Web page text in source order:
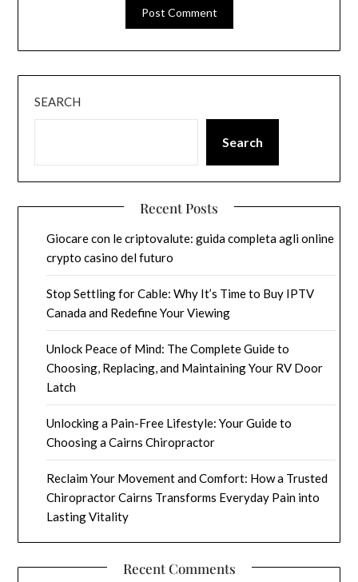
SEARCH
Search
Recent Posts
Giocare con le criptovalute: guida completa agli online
crypto casino del futuro
Stop Settling for Cable: Why It’s Time to Buy IPTV
Canada and Redefine Your Viewing
Unlock Peace of Mind: The Complete Guide to
Choosing, Replacing, and Maintaining Your RV Door
Latch
Unlocking a Pain-Free Lifestyle: Your Guide to
Choosing a Cairns Chiropractor
Reclaim Your Movement and Comfort: How a Trusted
Chiropractor Cairns Transforms Everyday Pain into
Lasting Vitality
Recent Comments